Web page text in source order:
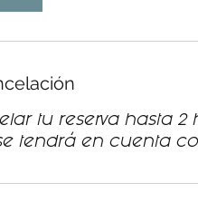
tu reserva hasta 2
tendrá en cuenta